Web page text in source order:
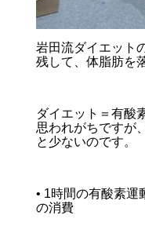
岩田流ダイエット
残して、体脂肪を
ダイエット＝有酸
思われがちですが
と少ないのです。
• 1時間の有酸素運
の消費